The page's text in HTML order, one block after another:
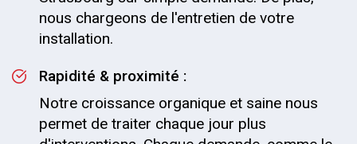
nous chargeons de l'entretien de votre
installation.
Rapidité & proximité :
Notre croissance organique et saine nous
permet de traiter chaque jour plus